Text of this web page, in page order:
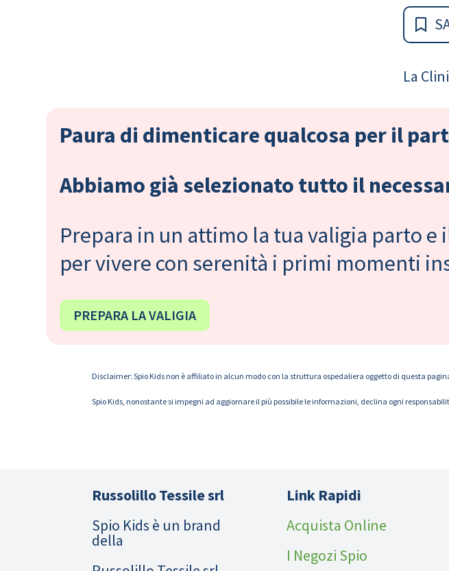
La
Paura di dimenticare qualcosa per il
Abbiamo già selezionato tutto il
Prepara in un attimo la tua valigia parto
per vivere con serenità i primi momenti
PREPARA LA VALIGIA
Disclaimer: Spio Kids non è affiliato in alcun modo con la struttura ospedaliera oggetto di questa
Spio Kids, nonostante si impegni ad aggiornare il più possibile le informazioni, declina ogni
Russolillo Tessile srl
Spio Kids è un brand
della
Link Rapidi
Acquista Online
I Negozi Spio